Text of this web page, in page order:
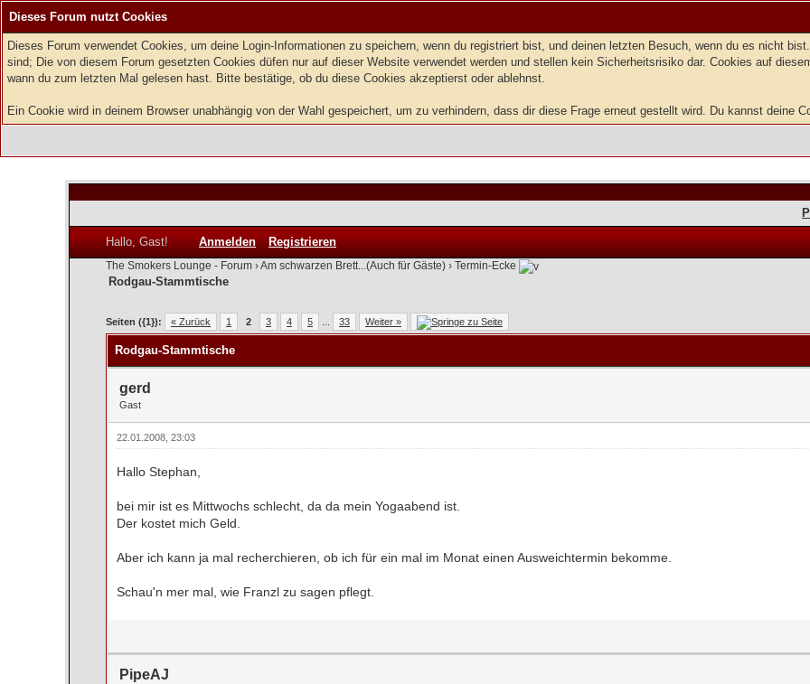
Dieses Forum nutzt Cookies
Dieses Forum verwendet Cookies, um deine Login-Informationen zu speichern, wenn du registriert bist, und deinen letzten Besuch, wenn du es nicht
sind; Die von diesem Forum gesetzten Cookies düfen nur auf dieser Website verwendet werden und stellen kein Sicherheitsrisiko dar. Cookies auf
wann du zum letzten Mal gelesen hast. Bitte bestätige, ob du diese Cookies akzeptierst oder ablehnst.
Ein Cookie wird in deinem Browser unabhängig von der Wahl gespeichert, um zu verhindern, dass dir diese Frage erneut gestellt wird. Du kannst deine
Hallo, Gast! Anmelden Registrieren
The Smokers Lounge - Forum ›Am schwarzen Brett...(Auch für Gäste) › Termin-Ecke
Rodgau-Stammtische
Seiten ({1}): « Zurück 1 2 3 4 5 33 Weiter »
0 Bewertung(en) - 0 im Durchschnitt
1
2
3
4
5
Rodgau-Stammtische
gerd
Gast
22.01.2008, 23:03
Hallo Stephan,
bei mir ist es Mittwochs schlecht, da da mein Yogaabend ist.
Der kostet mich Geld.
Aber ich kann ja mal recherchieren, ob ich für ein mal im Monat einen Ausweichtermin bekomme.
Schau'n mer mal, wie Franzl zu sagen pflegt.
PipeAJ